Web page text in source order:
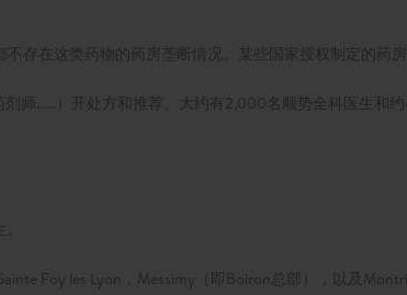
存在这类药物的药房垄断情况。某些国家授权制定的药房
师......）开处方和推荐。大约有2,000名顺势全科医生和
Foy les Lyon，Messimy（即Boiron总部），以及